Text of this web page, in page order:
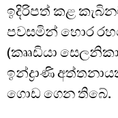
ඉදිරිපත් කළ
පවසමින් හොර
(කෲඩියා
ඉන්ද්‍රාණි
ගොඩ ගෙන තිබේ.